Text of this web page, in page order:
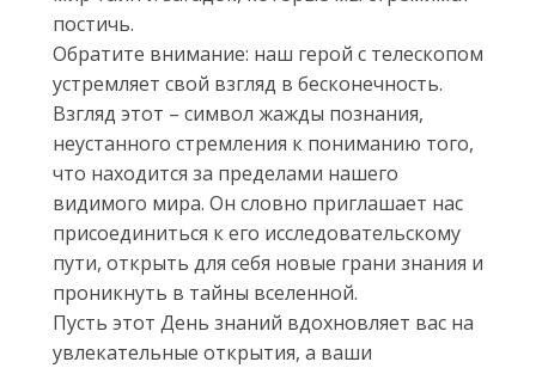
постичь.
Обратите внимание: наш герой с телескопом
устремляет свой взгляд в бесконечность.
Взгляд этот – символ жажды познания,
неустанного стремления к пониманию того,
что находится за пределами нашего
видимого мира. Он словно приглашает нас
присоединиться к его исследовательскому
пути, открыть для себя новые грани знания и
проникнуть в тайны вселенной.
Пусть этот День знаний вдохновляет вас на
увлекательные открытия, а ваши